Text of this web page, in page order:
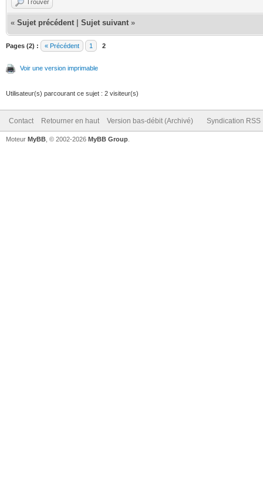
Trouver
« Sujet précédent Sujet suivant »
Pages (2) : « Précédent 1 2
Voir une version imprimable
Utilisateur(s) parcourant ce sujet : 2 visiteur(s)
Contact Retourner en haut Version bas-débit (Archivé) Syndication RSS
Moteur MyBB , © 2002-2026 MyBB Group